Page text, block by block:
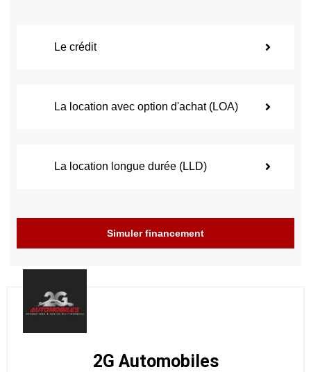
Le crédit
La location avec option d'achat (LOA)
La location longue durée (LLD)
Simuler financement
2G Automobiles